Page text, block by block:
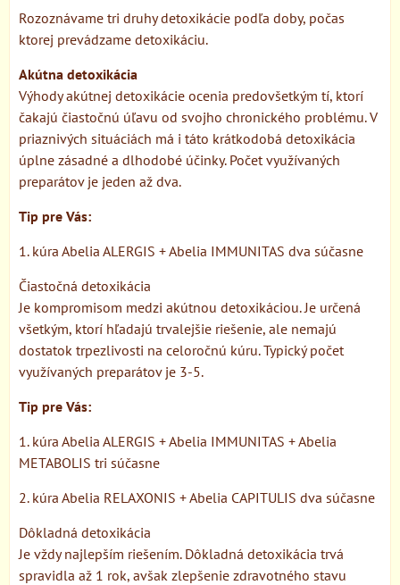
Rozoznávame tri druhy detoxikácie podľa doby, počas
ktorej prevádzame detoxikáciu.
Akútna detoxikácia
Výhody akútnej detoxikácie ocenia predovšetkým tí, ktorí
čakajú čiastočnú úľavu od svojho chronického problému. V
priaznivých situáciách má i táto krátkodobá detoxikácia
úplne zásadné a dlhodobé účinky. Počet využívaných
preparátov je jeden až dva.
Tip pre Vás:
1. kúra Abelia ALERGIS + Abelia IMMUNITAS dva súčasne
Čiastočná detoxikácia
Je kompromisom medzi akútnou detoxikáciou. Je určená
všetkým, ktorí hľadajú trvalejšie riešenie, ale nemajú
dostatok trpezlivosti na celoročnú kúru. Typický počet
využívaných preparátov je 3-5.
Tip pre Vás:
1. kúra Abelia ALERGIS + Abelia IMMUNITAS + Abelia
METABOLIS tri súčasne
2. kúra Abelia RELAXONIS + Abelia CAPITULIS dva súčasne
Dôkladná detoxikácia
Je vždy najlepším riešením. Dôkladná detoxikácia trvá
spravidla až 1 rok, avšak zlepšenie zdravotného stavu